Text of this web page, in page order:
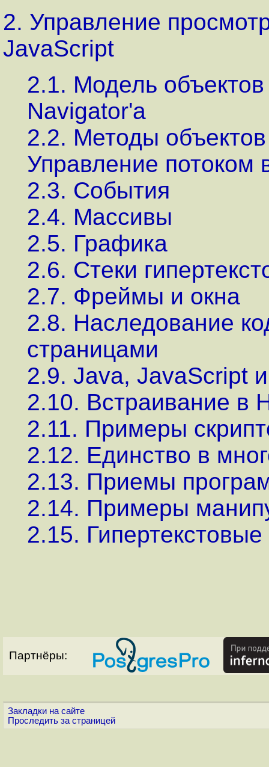
2. Управление
JavaScript
2.1. Модель
Navigator'а
2.2. Методы
Управление потоком
2.3. События
2.4. Массивы
2.5. Графика
2.6. Стеки
2.7. Фреймы и окна
2.8. Наследование
страницами
2.9. Java, JavaScript
2.10. Встраивание в
2.11. Примеры
2.12. Единство в
2.13. Приемы
2.14. Примеры
2.15.
Партнёры:
Закладки на сайте
Проследить за страницей